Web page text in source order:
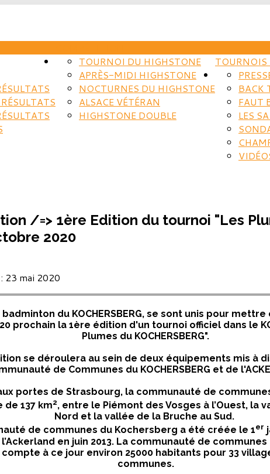
TOURNOIS
TOURNOI DU HIGHSTONE
APRÈS-MIDI HIGHSTONE
NOCTURNES DU HIGHSTONE
ALSACE VÉTÉRAN
HIGHSTONE DOUBLE
BACK
FAUT
LES
/=> 1ère Edition du tournoi "Les
2020
23 mai 2020
du KOCHERSBERG, se sont unis pour
prochain la 1ère édition d'un tournoi officiel dans le
Plumes du KOCHERSBERG".
se déroulera au sein de deux équipements mis à
de Communes du KOCHERSBERG et de
portes de Strasbourg, la communauté de
de 137 km2, entre le Piémont des Vosges à l’Ouest, la
Nord et la vallée de la Bruche au Sud.
de communes du Kochersberg a été créée le 1er
en juin 2013. La communauté de
compte à ce jour environ 25000 habitants pour 33
communes.